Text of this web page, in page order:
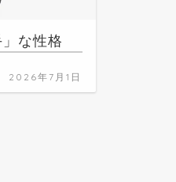
な性格
2026年7月1日